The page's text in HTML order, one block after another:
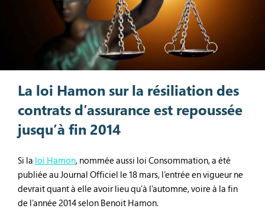
La loi Hamon sur la résiliation des
contrats d’assurance est repoussée
jusqu’à fin 2014
Si la loi Hamon, nommée aussi loi Consommation, a été
publiée au Journal Officiel le 18 mars, l’entrée en vigueur ne
devrait quant à elle avoir lieu qu’à l’automne, voire à la fin
de l’année 2014 selon Benoit Hamon.